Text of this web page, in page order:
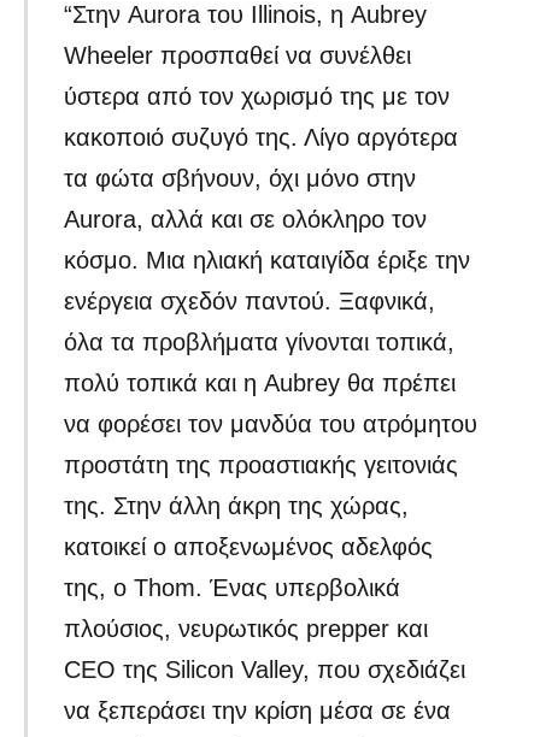
“Στην Aurora του Illinois, η Aubrey
Wheeler προσπαθεί να συνέλθει
ύστερα από τον χωρισμό της με τον
κακοποιό συζυγό της. Λίγο αργότερα
τα φώτα σβήνουν, όχι μόνο στην
Aurora, αλλά και σε ολόκληρο τον
κόσμο. Μια ηλιακή καταιγίδα έριξε την
ενέργεια σχεδόν παντού. Ξαφνικά,
όλα τα προβλήματα γίνονται τοπικά,
πολύ τοπικά και η Aubrey θα πρέπει
να φορέσει τον μανδύα του ατρόμητου
προστάτη της προαστιακής γειτονιάς
της. Στην άλλη άκρη της χώρας,
κατοικεί ο αποξενωμένος αδελφός
της, ο Thom. Ένας υπερβολικά
πλούσιος, νευρωτικός prepper και
CEO της Silicon Valley, που σχεδιάζει
να ξεπεράσει την κρίση μέσα σε ένα